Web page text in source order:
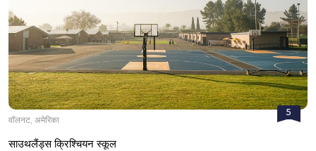
5
वॉलनट, अमेरिका
साउथलैंड्स क्रिश्चियन स्कूल